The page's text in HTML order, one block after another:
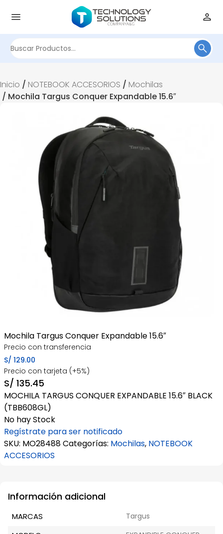
Inicio / NOTEBOOK ACCESORIOS / Mochilas
/ Mochila Targus Conquer Expandable 15.6″
Mochila Targus Conquer Expandable 15.6″
Precio con transferencia
S/ 129.00
Precio con tarjeta (+5%)
S/ 135.45
MOCHILA TARGUS CONQUER EXPANDABLE 15.6″ BLACK
(TBB608GL)
No hay Stock
Regístrate para ser notificado
SKU: MO28488Categorías: Mochilas, NOTEBOOK
ACCESORIOS
Información adicional
MARCAS Targus